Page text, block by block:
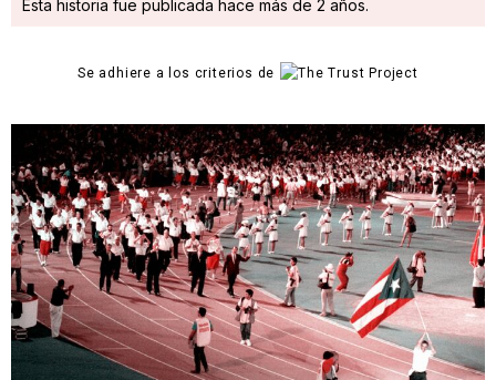
Esta historia fue publicada hace más de 2 años.
Se adhiere a los criterios de